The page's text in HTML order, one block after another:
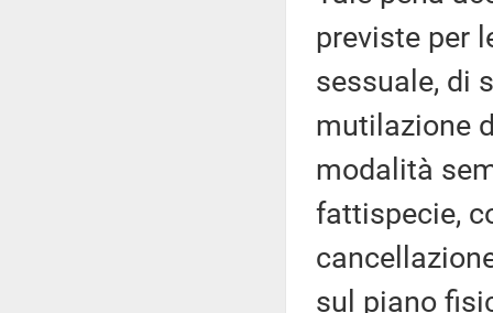
previste per
sessuale, di
mutilazione
modalità
fattispecie,
sul piano